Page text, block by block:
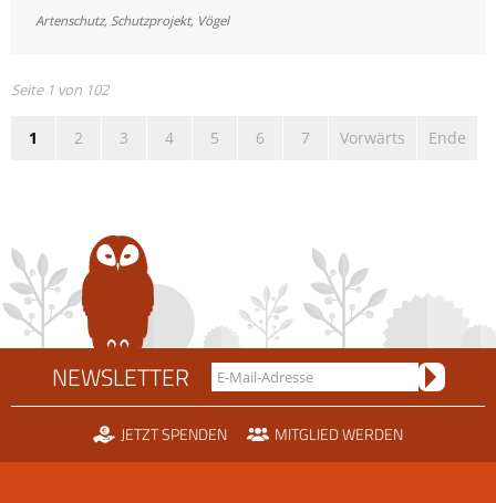
nationales
Wiesenweihe
Artenschutz, Schutzprojekt, Vögel
Seite 1 von 102
1 2 3 4 5 6 7 Vorwärts Ende
NEWSLETTER
JETZT SPENDEN MITGLIED WERDEN